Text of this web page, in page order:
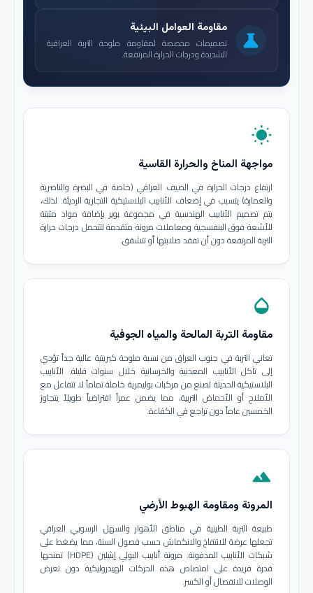
science
مقاومة العوامل البيئية
تصميمات مخصصة لمقاومة ملوحة التربة العراقية
الشديدة ودرجات الحرارة المرتفعة.
wb_sunny
مواجهة المناخ والحرارة القاسية
ارتفاع درجات الحرارة في الصيف العراقي (خاصة في البصرة والناصرية
والعمارة) يتسبب في إضعاف الأنابيب البلاستيكية التجارية الرديئة. لذلك،
يتم تصميم الأنابيب الهندسية في مجموعة بوير بإضافة مواد مثبتة
للأشعة فوق البنفسجية ومعاملات مرونة متقدمة لتتحمل درجات حرارة
التربة المرتفعة دون أن تفقد صلابتها أو تتشقق.
opacity
مقاومة التربة المالحة والمياه الجوفية
تعاني التربة في جنوب العراق من نسبة ملوحة كبريتية عالية جداً تؤدي
إلى تآكل الأنابيب المعدنية والخرسانية خلال سنوات قليلة. الأنابيب
البلاستيكية الحديثة تصنع من مركبات بوليمرية خاملة تماماً لا تتفاعل مع
الأملاح أو الأحماض التربية، مما يضمن عمراً افتراضياً طويلاً يتجاوز
الخمسين عاماً دون تراجع في الكفاءة.
terrain
المرونة ومقاومة الهبوط الأرضي
طبيعة التربة الطينية في مناطق الأهوار والسهل الرسوبي العراقي
تجعلها عرضة للانتفاخ والانكماش حسب فصول السنة، مما يضغط على
شبكات الأنابيب المدفونة. مرونة أنابيب البولي إيثيلين (HDPE) تمنحها
قدرة فريدة على امتصاص هذه الحركات الهيدروليكية دون تعرض
الوصلات للانفصال أو الكسر.